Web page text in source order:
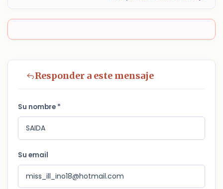
Responder a este mensaje
Su nombre *
Su email